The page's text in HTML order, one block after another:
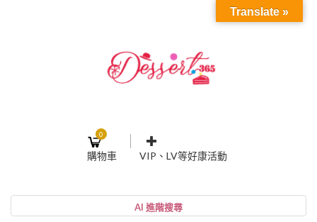
0
購物車 VIP、LV等好康活動
帳號
Translate »